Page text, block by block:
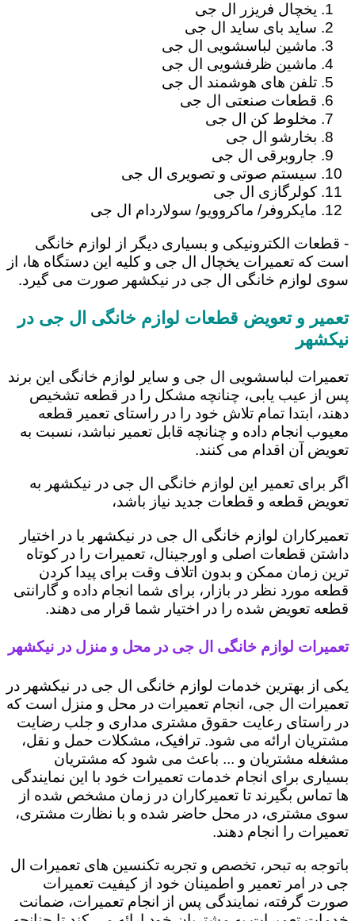
یخچال فریزر ال جی
ساید بای ساید ال جی
ماشین لباسشویی ال جی
ماشین ظرفشویی ال جی
تلفن های هوشمند ال جی
قطعات صنعتی ال جی
مخلوط کن ال جی
بخارشو ال جی
جاروبرقی ال جی
سیستم صوتی و تصویری ال جی
کولرگازی ال جی
مایکروفر/ ماکروویو/ سولاردام ال جی
- قطعات الکترونیکی و بسیاری دیگر از لوازم خانگی
است که تعمیرات یخچال ال جی و کلیه این دستگاه ها، از
سوی لوازم خانگی ال جی در نیکشهر صورت می گیرد.
تعمیر و تعویض قطعات لوازم خانگی ال جی در
نیکشهر
تعمیرات لباسشویی ال جی و سایر لوازم خانگی این برند
پس از عیب یابی، چنانچه مشکل را در قطعه تشخیص
دهند، ابتدا تمام تلاش خود را در راستای تعمیر قطعه
معیوب انجام داده و چنانچه قابل تعمیر نباشد، نسبت به
تعویض آن اقدام می کنند.
اگر برای تعمیر این لوازم خانگی ال جی در نیکشهر به
تعویض قطعه و قطعات جدید نیاز باشد،
تعمیرکاران لوازم خانگی ال جی در نیکشهر با در اختیار
داشتن قطعات اصلی و اورجینال، تعمیرات را در کوتاه
ترین زمان ممکن و بدون اتلاف وقت برای پیدا کردن
قطعه مورد نظر در بازار، برای شما انجام داده و گارانتی
قطعه تعویض شده را در اختیار شما قرار می دهند.
تعمیرات لوازم خانگی ال جی در محل و منزل در نیکشهر
یکی از بهترین خدمات لوازم خانگی ال جی در نیکشهر در
تعمیرات ال جی، انجام تعمیرات در محل و منزل است که
در راستای رعایت حقوق مشتری مداری و جلب رضایت
مشتریان ارائه می شود. ترافیک، مشکلات حمل و نقل،
مشغله مشتریان و ... باعث می شود که مشتریان
بسیاری برای انجام خدمات تعمیرات خود با این نمایندگی
ها تماس بگیرند تا تعمیرکاران در زمان مشخص شده از
سوی مشتری، در محل حاضر شده و با نظارت مشتری،
تعمیرات را انجام دهند.
باتوجه به تبحر، تخصص و تجربه تکنسین های تعمیرات ال
جی در امر تعمیر و اطمینان خود از کیفیت تعمیرات
صورت گرفته، نمایندگی پس از انجام تعمیرات، ضمانت